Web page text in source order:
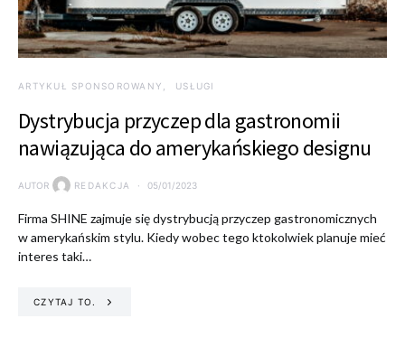
ARTYKUŁ SPONSOROWANY USŁUGI
Dystrybucja przyczep dla gastronomii
nawiązująca do amerykańskiego designu
AUTOR REDAKCJA 05/01/2023
Firma SHINE zajmuje się dystrybucją przyczep gastronomicznych
w amerykańskim stylu. Kiedy wobec tego ktokolwiek planuje mieć
interes taki…
CZYTAJ TO.